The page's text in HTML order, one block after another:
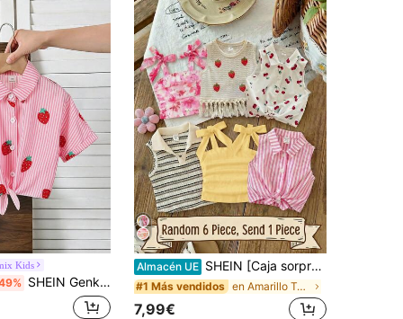
Kids
SHEIN Genkimix Kids 1 pieza Camisa de manga corta con cuello, estampado de rayas rosas y fresas, diseño de bajo anudado, muy linda, adecuada para vacaciones, casual, versátil, salidas, picnics, fiestas, uso diario, vuelta al colegio, primavera/verano
Almacén UE SHEIN [Caja sorpresa de 6 piezas aleatorias, se envía 1 pieza]! ¡30% de posibilidad de obtener 2 piezas de forma aleatoria! Camiseta sin mangas casual, top de verano esponjoso, camisas, ropa de verano, shorts, camisetas sin mangas, camiseta sin mangas, top tubo, corsé, lencería, corsé, top blanco, vacaciones, tops lindos, top sin mangas esponjoso, tops de verano, camisas de verano, camiseta sin mangas, camiseta sin mangas
#1 Más vendidos en Amarillo Tops para chicas jóvenes
7,99€